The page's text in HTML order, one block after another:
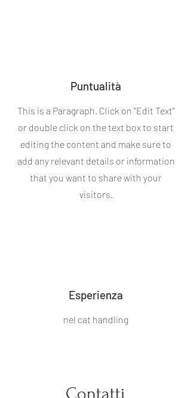
Puntualità
This is a Paragraph. Click on "Edit Text"
or double click on the text box to start
editing the content and make sure to
add any relevant details or information
that you want to share with your
visitors.
Esperienza
nel cat handling
Contatti